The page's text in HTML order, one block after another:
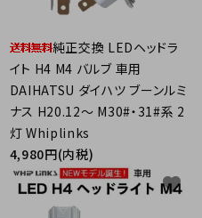
純正交換 LEDヘッドラ
イト H4 M4 バルブ 車用
DAIHATSU ダイハツ ブーンルミ
ナス H20.12～ M30#・31#系 2
灯 Whiplinks
4,980円(内税)
favorite